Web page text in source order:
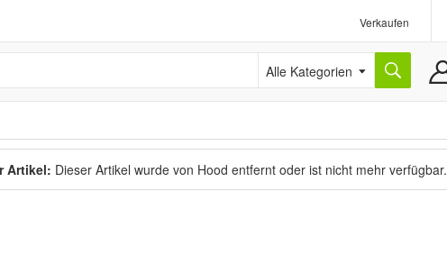
Verkaufen
Alle Kategorien
Artikel: Dieser Artikel wurde von Hood entfernt oder ist nicht mehr verfügbar.